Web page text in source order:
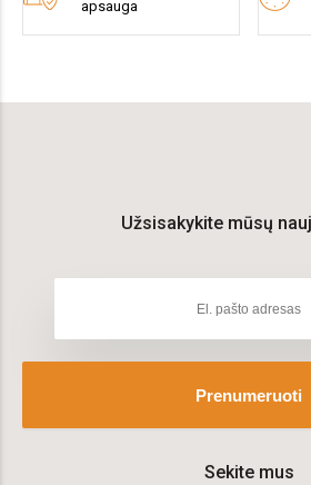
apsauga
Užsisakykite mūsų
Prenumeruoti
Sekite mus